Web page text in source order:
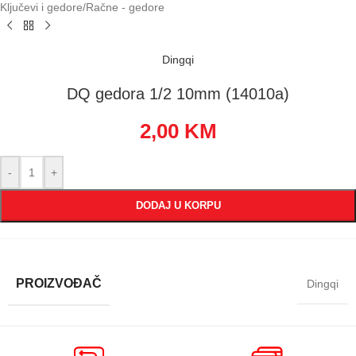
Ključevi i gedore/Račne - gedore
Dingqi
DQ gedora 1/2 10mm (14010a)
2,00 KM
- +
DODAJ U KORPU
PROIZVOĐAČ Dingqi